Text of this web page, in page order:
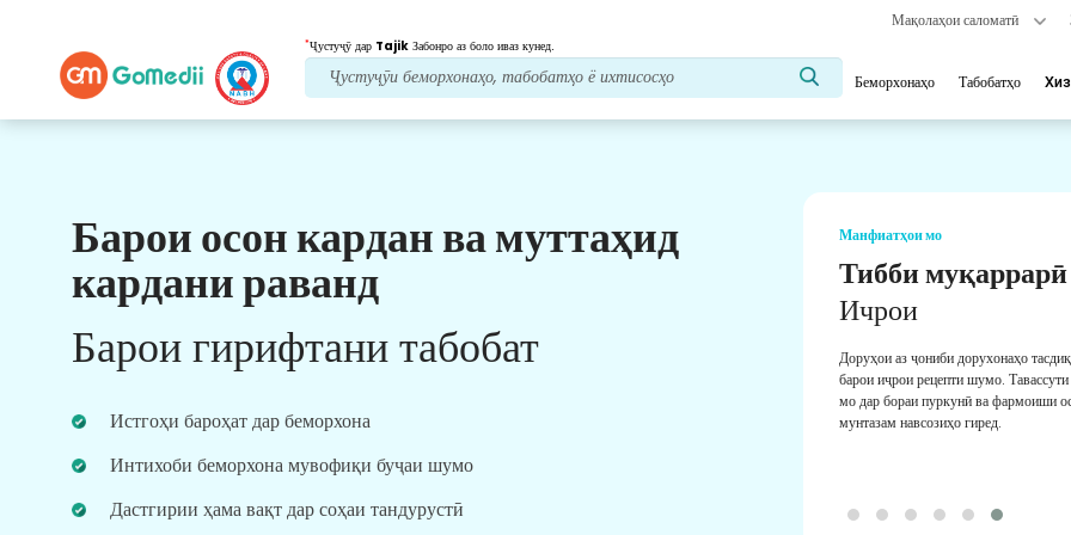
Мақолаҳои саломатӣ
*Ҷустуҷӯ дар Tajik Забонро аз боло иваз кунед.
Беморхонаҳо Табобатҳо
Барои осон кардан ва муттаҳид
кардани раванд
Барои гирифтани табобат
Истгоҳи бароҳат дар беморхона
Интихоби беморхона мувофиқи буҷаи шумо
Дастгирии ҳама вақт дар соҳаи тандурустӣ
Манфиатҳои мо
Барномаи
бисёрзабонаДастгирӣ
Замимаи бисёрзабонии GoMedii-и моро
кӯмак мекунад.
Манфиатҳои мо
Тибби муқаррарӣ
Ичрои
Доруҳои аз ҷониби дорухонаҳо
барои иҷрои рецепти шумо.
мо дар бораи пуркунӣ ва фармоиши
мунтазам навсозиҳо гиред.